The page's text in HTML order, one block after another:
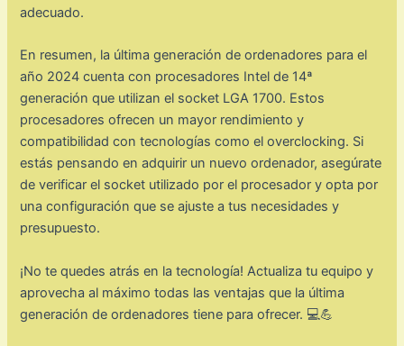
adecuado.
En resumen, la última generación de ordenadores para el
año 2024 cuenta con procesadores Intel de 14ª
generación que utilizan el socket LGA 1700. Estos
procesadores ofrecen un mayor rendimiento y
compatibilidad con tecnologías como el overclocking. Si
estás pensando en adquirir un nuevo ordenador, asegúrate
de verificar el socket utilizado por el procesador y opta por
una configuración que se ajuste a tus necesidades y
presupuesto.
¡No te quedes atrás en la tecnología! Actualiza tu equipo y
aprovecha al máximo todas las ventajas que la última
generación de ordenadores tiene para ofrecer. 💻💪